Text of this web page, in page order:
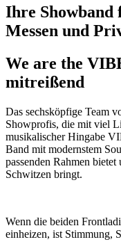
Ihre Showband
Messen und
We are the
mitreißend
Das sechsköpfige Team
Showprofis, die mit viel
musikalischer Hingabe
Band mit modernstem
passenden Rahmen
Schwitzen bringt.
Wenn die beiden
einheizen, ist Stimmung,